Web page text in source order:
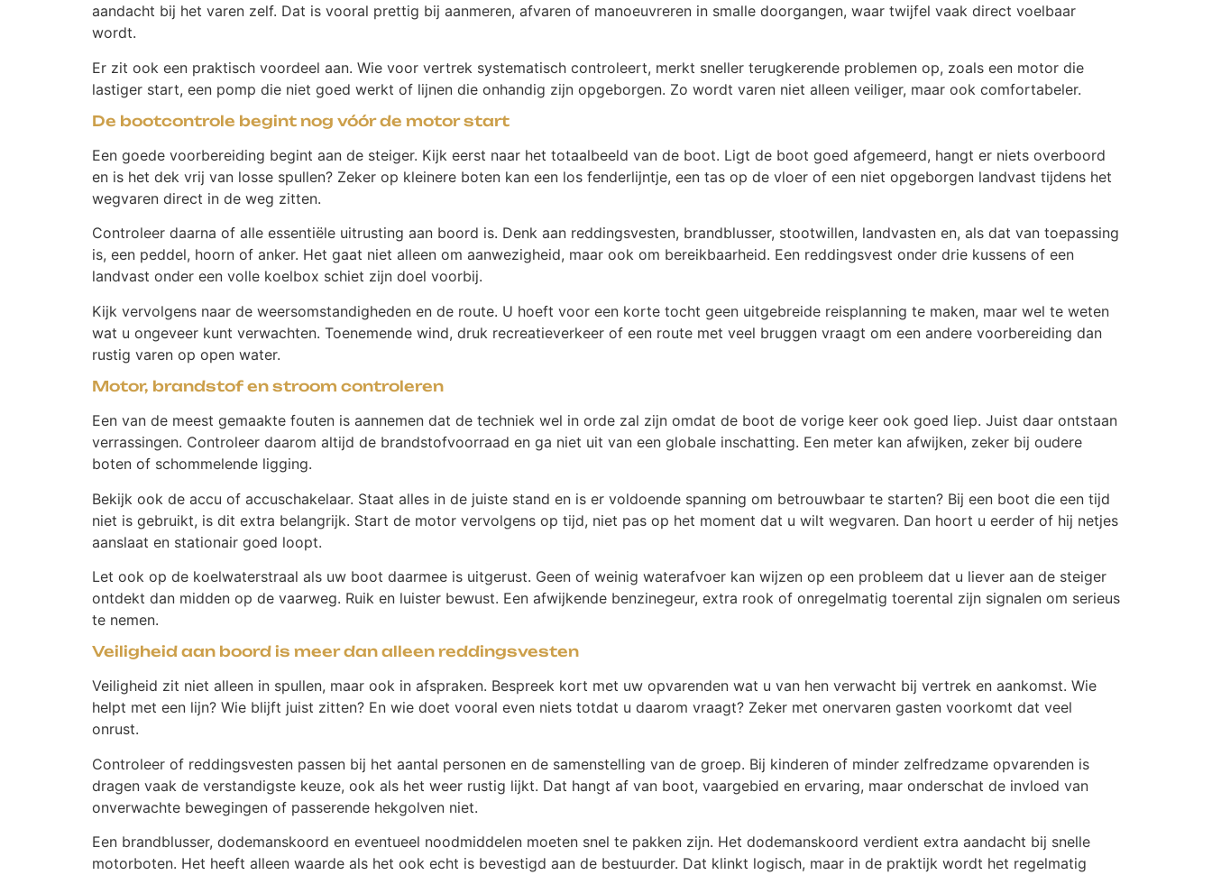
aandacht bij het varen zelf. Dat is vooral prettig bij aanmeren, afvaren of manoeuvreren in smalle doorgangen, waar twijfel vaak direct voelbaar
wordt.
Er zit ook een praktisch voordeel aan. Wie voor vertrek systematisch controleert, merkt sneller terugkerende problemen op, zoals een motor die
lastiger start, een pomp die niet goed werkt of lijnen die onhandig zijn opgeborgen. Zo wordt varen niet alleen veiliger, maar ook comfortabeler.
De bootcontrole begint nog vóór de motor start
Een goede voorbereiding begint aan de steiger. Kijk eerst naar het totaalbeeld van de boot. Ligt de boot goed afgemeerd, hangt er niets overboord
en is het dek vrij van losse spullen? Zeker op kleinere boten kan een los fenderlijntje, een tas op de vloer of een niet opgeborgen landvast tijdens het
wegvaren direct in de weg zitten.
Controleer daarna of alle essentiële uitrusting aan boord is. Denk aan reddingsvesten, brandblusser, stootwillen, landvasten en, als dat van toepassing
is, een peddel, hoorn of anker. Het gaat niet alleen om aanwezigheid, maar ook om bereikbaarheid. Een reddingsvest onder drie kussens of een
landvast onder een volle koelbox schiet zijn doel voorbij.
Kijk vervolgens naar de weersomstandigheden en de route. U hoeft voor een korte tocht geen uitgebreide reisplanning te maken, maar wel te weten
wat u ongeveer kunt verwachten. Toenemende wind, druk recreatieverkeer of een route met veel bruggen vraagt om een andere voorbereiding dan
rustig varen op open water.
Motor, brandstof en stroom controleren
Een van de meest gemaakte fouten is aannemen dat de techniek wel in orde zal zijn omdat de boot de vorige keer ook goed liep. Juist daar ontstaan
verrassingen. Controleer daarom altijd de brandstofvoorraad en ga niet uit van een globale inschatting. Een meter kan afwijken, zeker bij oudere
boten of schommelende ligging.
Bekijk ook de accu of accuschakelaar. Staat alles in de juiste stand en is er voldoende spanning om betrouwbaar te starten? Bij een boot die een tijd
niet is gebruikt, is dit extra belangrijk. Start de motor vervolgens op tijd, niet pas op het moment dat u wilt wegvaren. Dan hoort u eerder of hij netjes
aanslaat en stationair goed loopt.
Let ook op de koelwaterstraal als uw boot daarmee is uitgerust. Geen of weinig waterafvoer kan wijzen op een probleem dat u liever aan de steiger
ontdekt dan midden op de vaarweg. Ruik en luister bewust. Een afwijkende benzinegeur, extra rook of onregelmatig toerental zijn signalen om serieus
te nemen.
Veiligheid aan boord is meer dan alleen reddingsvesten
Veiligheid zit niet alleen in spullen, maar ook in afspraken. Bespreek kort met uw opvarenden wat u van hen verwacht bij vertrek en aankomst. Wie
helpt met een lijn? Wie blijft juist zitten? En wie doet vooral even niets totdat u daarom vraagt? Zeker met onervaren gasten voorkomt dat veel
onrust.
Controleer of reddingsvesten passen bij het aantal personen en de samenstelling van de groep. Bij kinderen of minder zelfredzame opvarenden is
dragen vaak de verstandigste keuze, ook als het weer rustig lijkt. Dat hangt af van boot, vaargebied en ervaring, maar onderschat de invloed van
onverwachte bewegingen of passerende hekgolven niet.
Een brandblusser, dodemanskoord en eventueel noodmiddelen moeten snel te pakken zijn. Het dodemanskoord verdient extra aandacht bij snelle
motorboten. Het heeft alleen waarde als het ook echt is bevestigd aan de bestuurder. Dat klinkt logisch, maar in de praktijk wordt het regelmatig